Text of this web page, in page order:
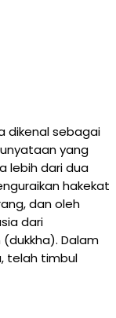
dikenal sebagai
yang
lebih dari dua
hakekat
dan oleh
dari
Dalam
telah timbul